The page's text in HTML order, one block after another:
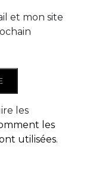
et mon site
les
les
utilisées.